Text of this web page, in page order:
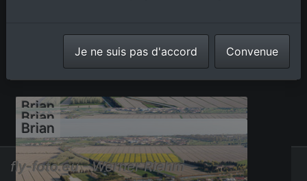
aériennes de la boutique en
Brian
Brian
Brian
fly-foto.eu - Werner Riehm
Je ne suis pas d'accord Convenue